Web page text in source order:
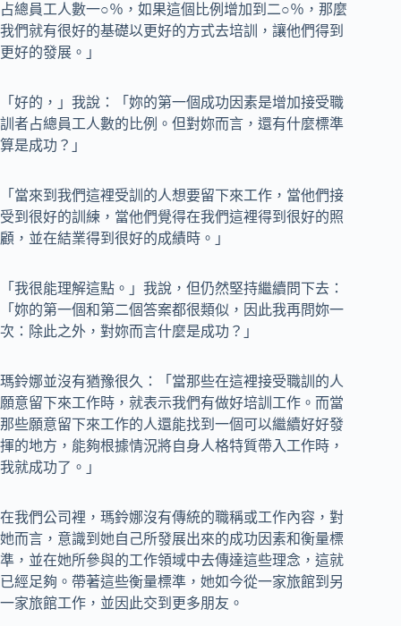
占總員工人數一○％，如果這個比例增加到二○％，那麼
我們就有很好的基礎以更好的方式去培訓，讓他們得到
更好的發展。」
「好的，」我說：「妳的第一個成功因素是增加接受職
訓者占總員工人數的比例。但對妳而言，還有什麼標準
算是成功？」
「當來到我們這裡受訓的人想要留下來工作，當他們接
受到很好的訓練，當他們覺得在我們這裡得到很好的照
顧，並在結業得到很好的成績時。」
「我很能理解這點。」我說，但仍然堅持繼續問下去：
「妳的第一個和第二個答案都很類似，因此我再問妳一
次：除此之外，對妳而言什麼是成功？」
瑪鈴娜並沒有猶豫很久：「當那些在這裡接受職訓的人
願意留下來工作時，就表示我們有做好培訓工作。而當
那些願意留下來工作的人還能找到一個可以繼續好好發
揮的地方，能夠根據情況將自身人格特質帶入工作時，
我就成功了。」
在我們公司裡，瑪鈴娜沒有傳統的職稱或工作內容，對
她而言，意識到她自己所發展出來的成功因素和衡量標
準，並在她所參與的工作領域中去傳達這些理念，這就
已經足夠。帶著這些衡量標準，她如今從一家旅館到另
一家旅館工作，並因此交到更多朋友。